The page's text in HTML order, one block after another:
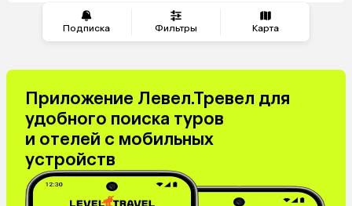
Подписка Фильтры Карта
Приложение Левел.Тревел для
удобного поиска туров
и отелей с мобильных
устройств